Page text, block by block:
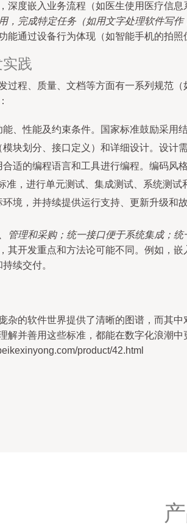
深度嵌入业务流程（如医生使用医疗信息
，完成特定任务（如用文字处理软件写作
能通过设备行为体现（如智能手机的拍照
践
过程、质量、文档等方面有一系列规范
能、性能及约束条件。国家标准鼓励采用
块划分、接口定义）和详细设计。设计
适的编程语言和工具进行编程。编码风
准，进行单元测试、集成测试、系统测
环境，并持续提供运行支持、更新升级和
管理和采购；统一接口便于系统集成；
其开发重点和方法论可能不同。例如，
续交付。
杂的软件世界提供了清晰的图谱，而其中
解并善用这些标准，都能在数字化浪潮中
product/42.html